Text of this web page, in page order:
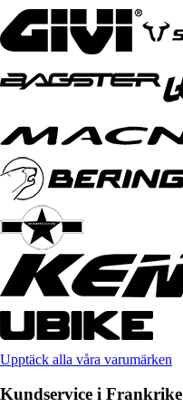
Upptäck alla våra varumärken
Kundservice i Frankrike